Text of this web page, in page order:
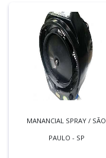
MANANCIAL SPRAY / SÃO
PAULO - SP